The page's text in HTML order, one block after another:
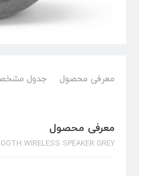
معرفی محصول جدول
معرفی محصول
WIRELESS SPEAKER GREY